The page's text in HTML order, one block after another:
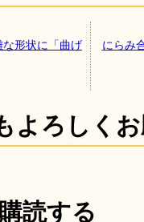
形状に「曲げ
にらみ
よろしく
読する